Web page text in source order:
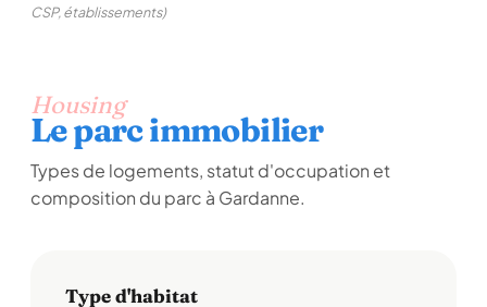
CSP, établissements)
Housing
Le parc immobilier
Types de logements, statut d'occupation et
composition du parc à Gardanne.
Type d'habitat